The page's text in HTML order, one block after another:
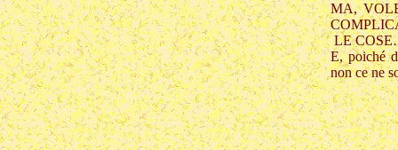
MA,
LE
E, poiché
non ce ne